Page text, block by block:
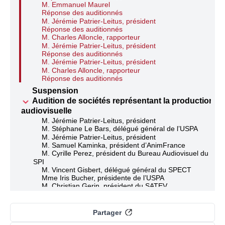
M. Emmanuel Maurel
Réponse des auditionnés
M. Jérémie Patrier-Leitus, président
Réponse des auditionnés
M. Charles Alloncle, rapporteur
M. Jérémie Patrier-Leitus, président
Réponse des auditionnés
M. Jérémie Patrier-Leitus, président
M. Charles Alloncle, rapporteur
Réponse des auditionnés
Suspension
Audition de sociétés représentant la production
audiovisuelle
M. Jérémie Patrier-Leitus, président
M. Stéphane Le Bars, délégué général de l’USPA
M. Jérémie Patrier-Leitus, président
M. Samuel Kaminka, président d’AnimFrance
M. Cyrille Perez, président du Bureau Audiovisuel du
SPI
M. Vincent Gisbert, délégué général du SPECT
Mme Iris Bucher, présidente de l’USPA
M. Christian Gerin, président du SATEV
M. Vincent Gisbert, délégué général du SPECT
M. Charles Alloncle, rapporteur
Réponse des auditionnés
Partager